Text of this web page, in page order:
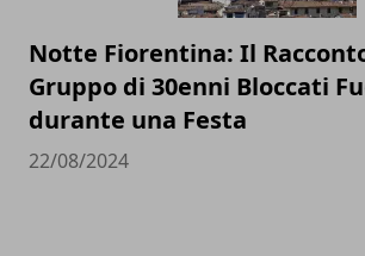
Notte Fiorentina: Il
Gruppo di 30enni Bloccati
durante una Festa
22/08/2024